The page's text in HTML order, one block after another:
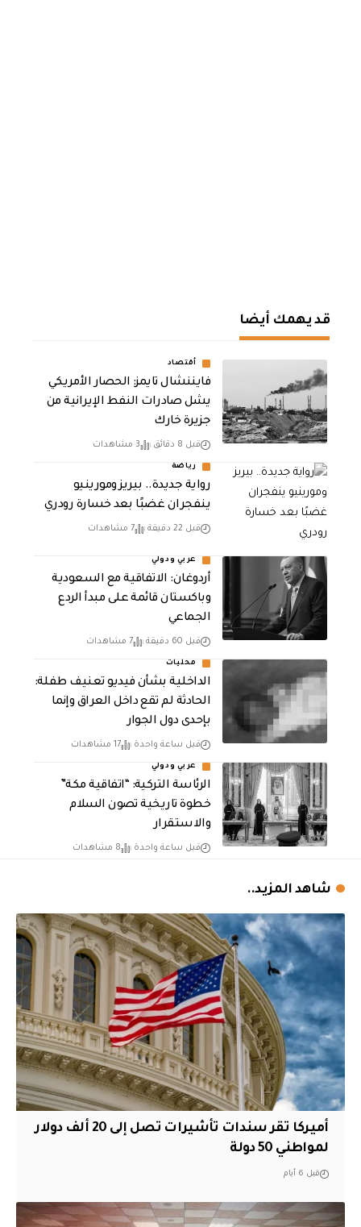
قد يهمك أيضا
أقتصاد
فايننشال تايمز: الحصار الأمريكي
يشل صادرات النفط الإيرانية من
جزيرة خارك
قبل 8 دقائق 3 مشاهدات
رياضة
رواية جديدة.. بيريز ومورينيو
ينفجران غضبًا بعد خسارة رودري
قبل 22 دقيقة 7 مشاهدات
عربي ودولي
أردوغان: الاتفاقية مع السعودية
وباكستان قائمة على مبدأ الردع
الجماعي
قبل 60 دقيقة 7 مشاهدات
محليات
الداخلية بشأن فيديو تعنيف طفلة:
الحادثة لم تقع داخل العراق وإنما
بإحدى دول الجوار
قبل ساعة واحدة 17 مشاهدات
عربي ودولي
الرئاسة التركية: “اتفاقية مكة”
خطوة تاريخية تصون السلام
والاستقرار
قبل ساعة واحدة 8 مشاهدات
شاهد المزيد..
أميركا تقر سندات تأشيرات تصل إلى 20 ألف دولار
لمواطني 50 دولة
قبل 6 أيام